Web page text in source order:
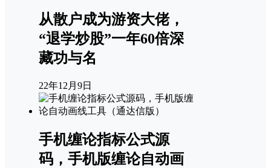
从散户成为游资大佬，
“退学炒股”一年60倍深
藏功与名
22年12月9日
手机缠论指标公式源
码，手机版缠论自动画